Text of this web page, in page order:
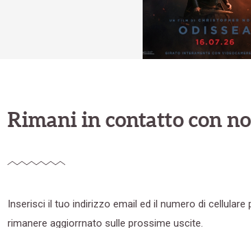
Rimani in contatto con
Inserisci il tuo indirizzo email ed il numero di cellulare
rimanere aggiorrnato sulle prossime uscite.